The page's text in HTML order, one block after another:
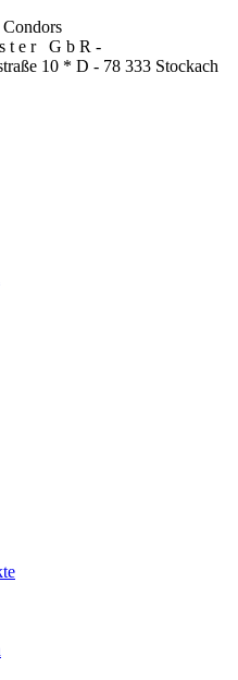
t e r G b R -
10 * D - 78 333 Stockach